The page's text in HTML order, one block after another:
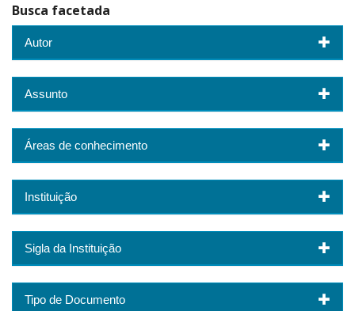
Busca facetada
Autor
Assunto
Áreas de conhecimento
Instituição
Sigla da Instituição
Tipo de Documento